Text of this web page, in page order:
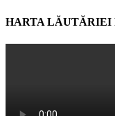
HARTA LĂUTĂRIEI